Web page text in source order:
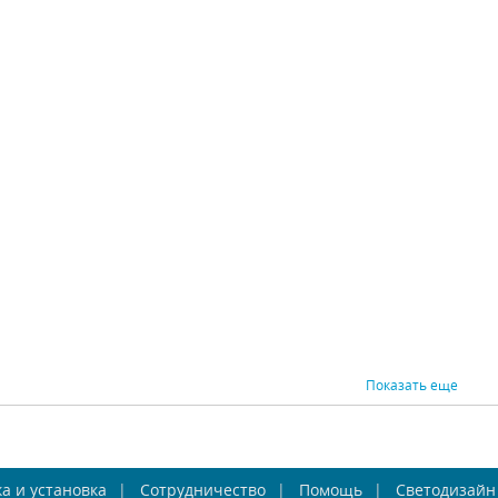
Humpen
1758-1W
Бра Favourite Lanta
1733-1W
Бра
Показать еще
и установка Сотрудничество Помощь Светодизайн